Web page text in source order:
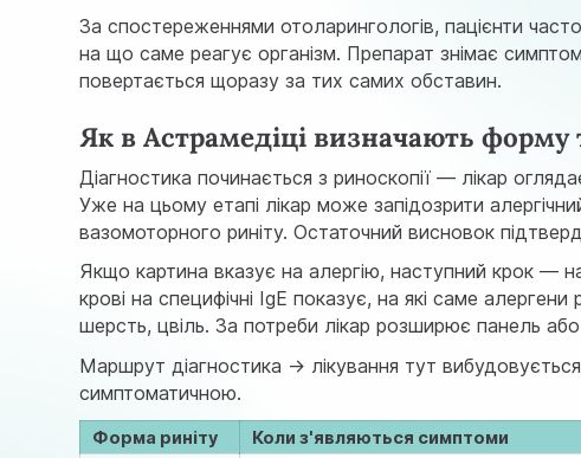
За спостереженнями отоларингологів, пацієнти
на що саме реагує організм. Препарат знімає
повертається щоразу за тих самих обставин.
Як в Астрамедіці визначають форму
Діагностика починається з риноскопії — лікар
Уже на цьому етапі лікар може запідозрити
вазомоторного риніту. Остаточний висновок
Якщо картина вказує на алергію, наступний крок —
крові на специфічні IgE показує, на які саме
шерсть, цвіль. За потреби лікар розширює панель або
Маршрут діагностика → лікування тут
симптоматичною.
Форма риніту Коли з'являються симптоми